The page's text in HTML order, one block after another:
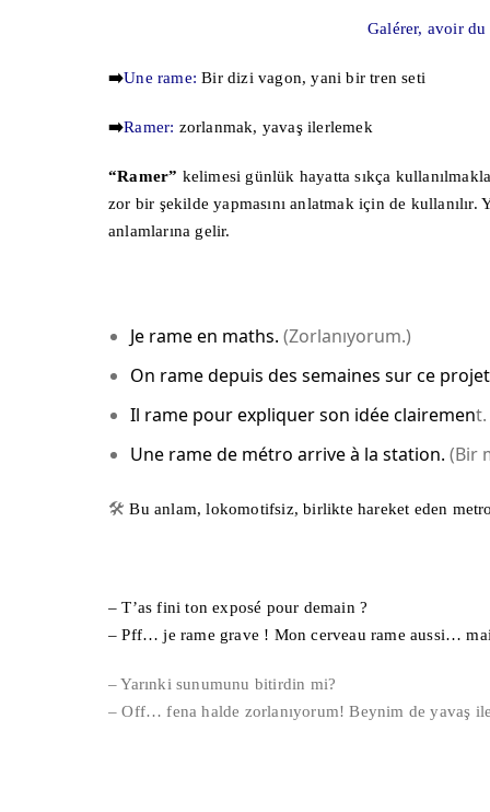
Galérer, avoir
➡️Une rame: Bir dizi vagon, yani bir tren seti
➡️Ramer: zorlanmak, yavaş ilerlemek
“Ramer” kelimesi günlük hayatta sıkça
zor bir şekilde yapmasını anlatmak için de
anlamlarına gelir.
Je rame en maths. (Zorlanıyorum.)
On rame depuis des semaines sur ce
Il rame pour expliquer son idée clairement.
Une rame de métro arrive à la station. (Bir
🛠Bu anlam, lokomotifsiz, birlikte hareket eden
– T’as fini ton exposé pour demain ?
– Pff… je rame grave ! Mon cerveau rame aussi…
– Yarınki sunumunu bitirdin mi?
– Off… fena halde zorlanıyorum! Beynim de yavaş